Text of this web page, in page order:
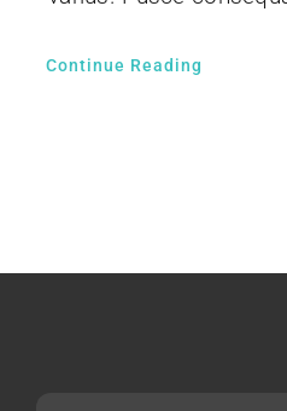
Continue Reading